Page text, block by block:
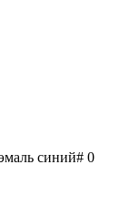
синий# 0